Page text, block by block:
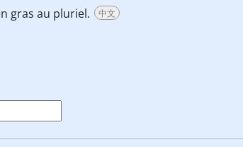
gras au pluriel. 中文